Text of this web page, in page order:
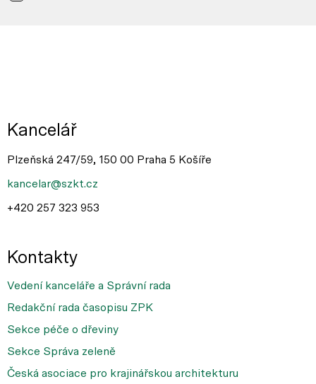
Kancelář
Plzeňská 247/59, 150 00 Praha 5 Košíře
kancelar@szkt.cz
+420 257 323 953
Kontakty
Vedení kanceláře a Správní rada
Redakční rada časopisu ZPK
Sekce péče o dřeviny
Sekce Správa zeleně
Česká asociace pro krajinářskou architekturu